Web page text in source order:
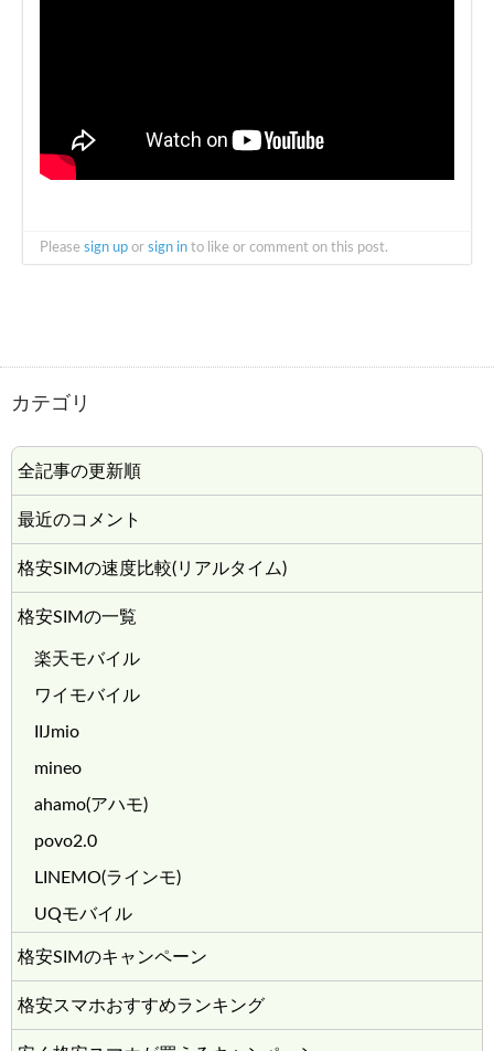
Please sign up or sign in to like or comment on this post.
カテゴリ
全記事の更新順
最近のコメント
格安SIMの速度比較(リアルタイム)
格安SIMの一覧
楽天モバイル
ワイモバイル
IIJmio
mineo
ahamo(アハモ)
povo2.0
LINEMO(ラインモ)
UQモバイル
格安SIMのキャンペーン
格安スマホおすすめランキング